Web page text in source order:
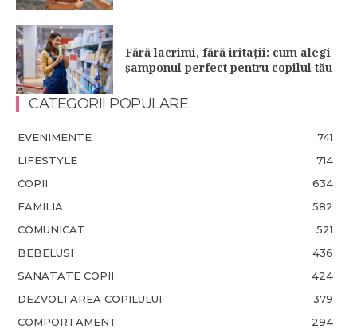
Fără lacrimi, fără iritații: cum alegi
șamponul perfect pentru copilul tău
CATEGORII POPULARE
EVENIMENTE
741
LIFESTYLE
714
COPII
634
FAMILIA
582
COMUNICAT
521
BEBELUSI
436
SANATATE COPII
424
DEZVOLTAREA COPILULUI
379
COMPORTAMENT
294